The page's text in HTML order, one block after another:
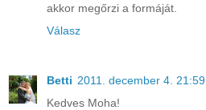
akkor megőrzi a formáját.
Válasz
Betti 2011. december 4. 21:59
Kedves Moha!